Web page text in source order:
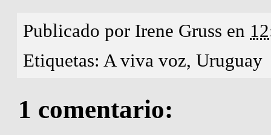
Publicado por Irene Gruss en
Etiquetas: A viva voz, Uruguay
1 comentario: